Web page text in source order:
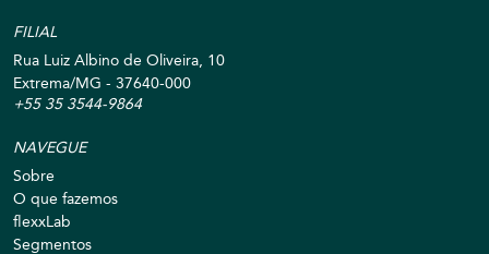
FILIAL
Rua Luiz Albino de Oliveira, 10
Extrema/MG - 37640-000
+55 35 3544-9864
NAVEGUE
Sobre
O que fazemos
flexxLab
Segmentos